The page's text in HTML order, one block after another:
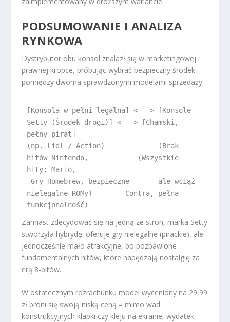
PODSUMOWANIE I ANALIZA
RYNKOWA
Dystrybutor obu konsol znalazł się w marketingowej i
prawnej kropce, próbując wybrać bezpieczny środek
pomiędzy dwoma sprawdzonymi modelami sprzedaży:
[Konsola w pełni legalna] <---> [Konsole
Setty (Środek drogi)] <---> [Chamski,
pełny pirat]
(np. Lidl / Action)             (Brak
hitów Nintendo,            (Wszystkie
hity: Mario,
Gry Homebrew, bezpieczne       ale wciąż
nielegalne ROMy)        Contra, pełna
Zamiast zdecydować się na jedną ze stron, marka Setty
stworzyła hybrydę: oferuje gry nielegalne (pirackie), ale
jednocześnie mało atrakcyjne, bo pozbawione
fundamentalnych hitów, które napędzają nostalgię za
erą 8-bitów.
W ostatecznym rozrachunku model wyceniony na 29,99
zł broni się swoją niską ceną – mimo wad
konstrukcyjnych klapki czy kleju na ekranie, wydatek